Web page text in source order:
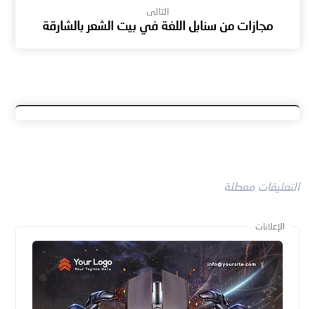
التالى
مجازات من سنابل اللغة في بيت الشعر بالشارقة
التعليقات معطلة
الإعلانات